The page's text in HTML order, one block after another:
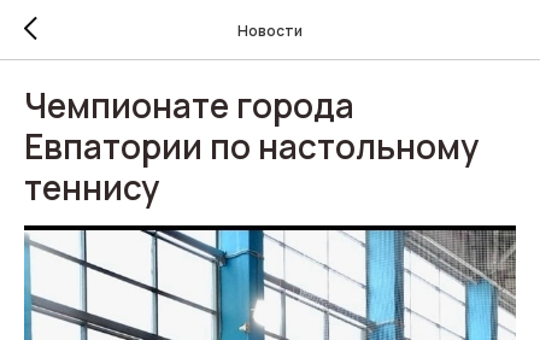
Новости
Чемпионате города
Евпатории по настольному
теннису